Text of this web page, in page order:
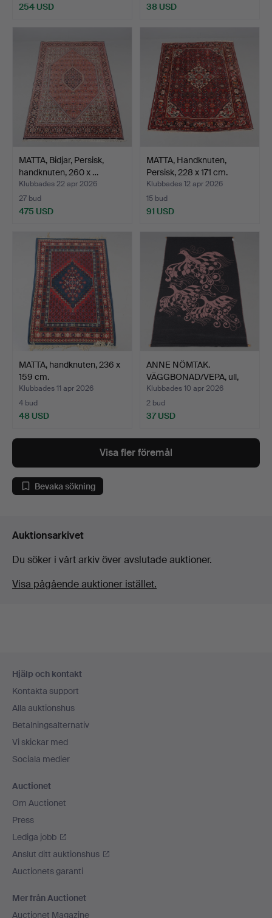
254 USD 38 USD
MATTA, Bidjar, Persisk,
handknuten, 260 x …
Klubbades 22 apr 2026
27 bud
475 USD
MATTA, Handknuten,
Persisk, 228 x 171 cm.
Klubbades 12 apr 2026
15 bud
91 USD
MATTA, handknuten, 236 x
159 cm.
Klubbades 11 apr 2026
4 bud
48 USD
ANNE NÖMTAK.
VÄGGBONAD/VEPA, ull,
"Fåglar"…
Klubbades 10 apr 2026
2 bud
37 USD
Visa fler föremål
Bevaka sökning
Auktionsarkivet
Du söker i vårt arkiv över avslutade auktioner.
Visa pågående auktioner istället.
Hjälp och kontakt
Kontakta support
Alla auktionshus
Betalningsalternativ
Vi skickar med
Sociala medier
Auctionet
Om Auctionet
Press
Lediga jobb
Anslut ditt auktionshus
Auctionets garanti
Mer från Auctionet
Auctionet Magazine